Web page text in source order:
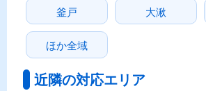
釜戸 大湫
ほか全域
近隣の対応エリア